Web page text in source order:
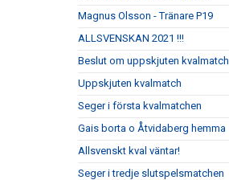
Magnus Olsson - Tränare P19
ALLSVENSKAN 2021 !!!
Beslut om uppskjuten kvalmatch
Uppskjuten kvalmatch
Seger i första kvalmatchen
Gais borta o Åtvidaberg hemma
Allsvenskt kval väntar!
Seger i tredje slutspelsmatchen